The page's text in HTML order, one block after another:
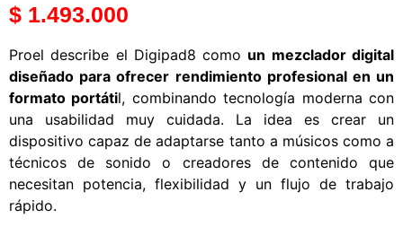
$ 1.493.000
Proel describe el Digipad8 como un mezclador digital
diseñado para ofrecer rendimiento profesional en un
formato portátil, combinando tecnología moderna con
una usabilidad muy cuidada. La idea es crear un
dispositivo capaz de adaptarse tanto a músicos como a
técnicos de sonido o creadores de contenido que
necesitan potencia, flexibilidad y un flujo de trabajo
rápido.